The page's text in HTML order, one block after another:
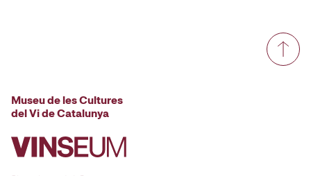
Museu de les Cultures
del Vi de Catalunya